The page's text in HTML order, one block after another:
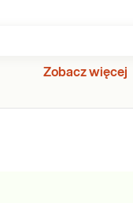
Zobacz więcej